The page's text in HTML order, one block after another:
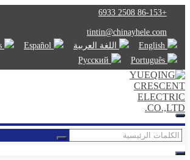
+86-153 2508 6933
tintin@chinayhele.com
اللغة العربية